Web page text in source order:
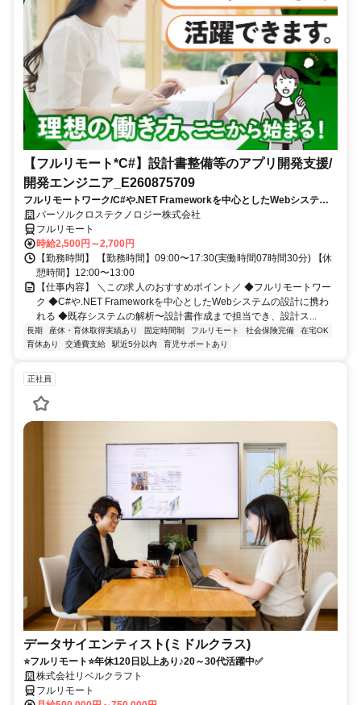
【フルリモート*C#】設計書整備等のアプリ開発支援/
開発エンジニア_E260875709
フルリモートワーク/C#や.NET Frameworkを中心としたWebシステム
の設計に携われる/既存システムの解析〜設計書作成まで担当でき、設計
スキルを磨ける
パーソルクロステクノロジー株式会社
フルリモート
時給2,500円～2,700円
【勤務時間】 【勤務時間】09:00〜17:30(実働時間07時間30分) 【休
憩時間】12:00〜13:00
【仕事内容】 ＼この求人のおすすめポイント／ ◆フルリモートワー
ク ◆C#や.NET Frameworkを中心としたWebシステムの設計に携わ
れる ◆既存システムの解析〜設計書作成まで担当でき、設計ス...
長期 産休・育休取得実績あり 固定時間制 フルリモート 社会保険完備
在宅OK
育休あり
交通費支給 駅近5分以内 育児サポートあり
正社員
データサイエンティスト(ミドルクラス)
⭐フルリモート⭐年休120日以上あり♪20～30代活躍中✅
株式会社リベルクラフト
フルリモート